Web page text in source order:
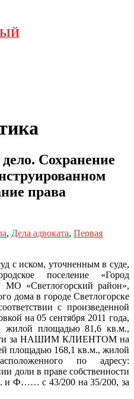
Сохранение
права
, Дела адвоката, Первая
с иском, уточненным в суде,
поселение «Город
МО «Светлогорский район»,
в городе Светлогорске
с произведенной
на 05 сентября 2011 года,
жилой площадью 81,6 кв.м.,
за НАШИМ КЛИЕНТОМ на
площадью 168,1 кв.м., жилой
по адресу:
доли в праве собственности
Ф…… с 43/200 на 35/200, за